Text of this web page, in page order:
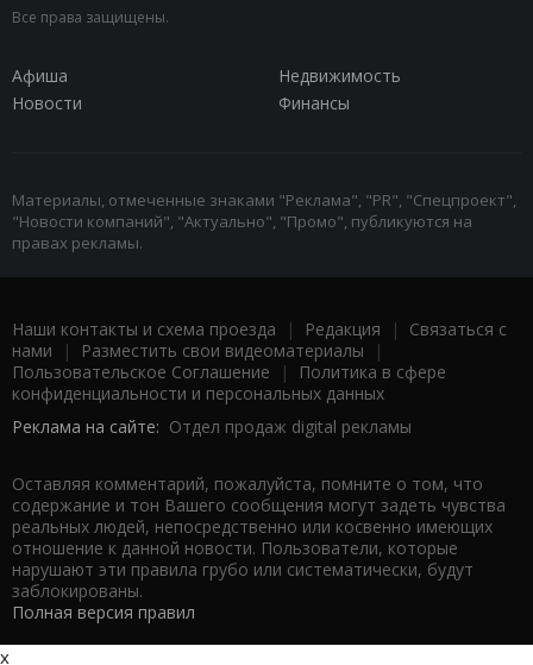
Все права защищены.
Афиша
Недвижимость
Новости
Финансы
Материалы, отмеченные знаками "Реклама", "PR", "Спецпроект",
"Новости компаний", "Актуально", "Промо", публикуются на
правах рекламы.
Наши контакты и схема проезда | Редакция | Связаться с
нами | Разместить свои видеоматериалы |
Пользовательское Соглашение |
Политика в сфере
конфиденциальности и персональных данных
Реклама на сайте: Отдел продаж digital рекламы
Оставляя комментарий, пожалуйста, помните о том, что
содержание и тон Вашего сообщения могут задеть чувства
реальных людей, непосредственно или косвенно имеющих
отношение к данной новости. Пользователи, которые
нарушают эти правила грубо или систематически, будут
заблокированы.
Полная версия правил
x